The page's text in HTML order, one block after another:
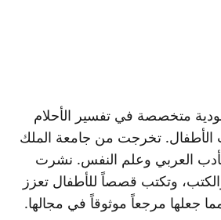
متخصصة في تفسير الأحلام
الأطفال. تخرجت من جامعة الملك
العربي وعلم النفس. نشرت
وتكتب قصصاً للأطفال تعزز
جعلها مرجعاً موثوقاً في مجالها.